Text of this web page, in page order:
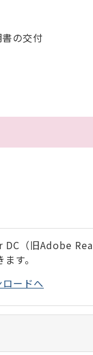
の交付
（旧Adobe
す。
ードへ